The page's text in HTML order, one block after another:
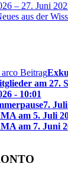
– 27. Juni
aus der
am 27.
- 10:01
7.
am 5. Juli
am 7. Juni